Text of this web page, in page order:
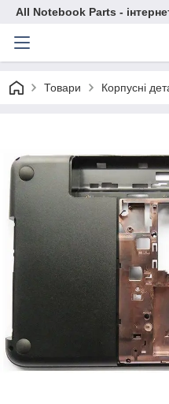
All Notebook Parts -
Товари Корпусні